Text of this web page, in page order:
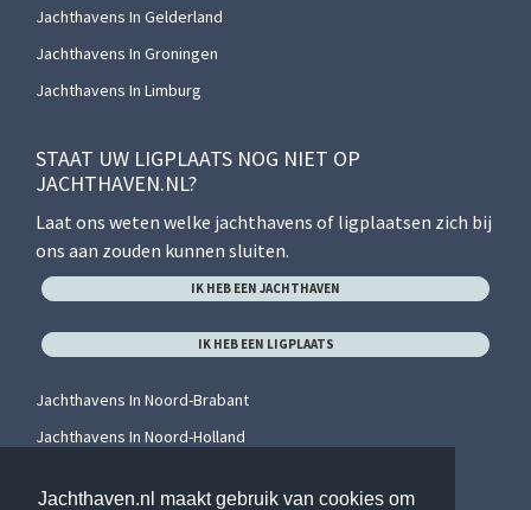
Jachthaven.nl maakt gebruik van cookies om
Jachthavens In Gelderland
Jachthavens In Groningen
Jachthavens In Limburg
STAAT UW LIGPLAATS NOG NIET OP
JACHTHAVEN.NL?
Laat ons weten welke jachthavens of ligplaatsen zich bij
ons aan zouden kunnen sluiten.
IK HEB EEN JACHTHAVEN
IK HEB EEN LIGPLAATS
Jachthavens In Noord-Brabant
Jachthavens In Noord-Holland